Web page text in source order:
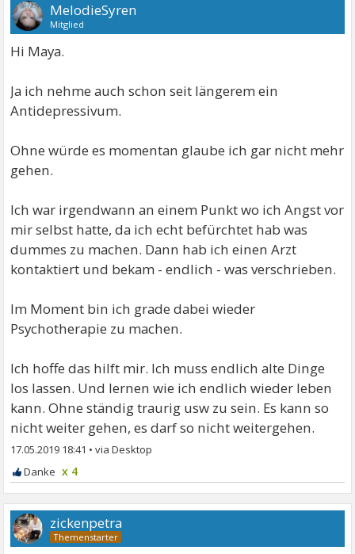
MelodieSyren
Mitglied
Hi Maya.
Ja ich nehme auch schon seit längerem ein
Antidepressivum.
Ohne würde es momentan glaube ich gar nicht mehr
gehen.
Ich war irgendwann an einem Punkt wo ich Angst vor
mir selbst hatte, da ich echt befürchtet hab was
dummes zu machen. Dann hab ich einen Arzt
kontaktiert und bekam - endlich - was verschrieben.
Im Moment bin ich grade dabei wieder
Psychotherapie zu machen.
Ich hoffe das hilft mir. Ich muss endlich alte Dinge
los lassen. Und lernen wie ich endlich wieder leben
kann. Ohne ständig traurig usw zu sein. Es kann so
nicht weiter gehen, es darf so nicht weitergehen.
17.05.2019 18:41 •
x 4
zickenpetra